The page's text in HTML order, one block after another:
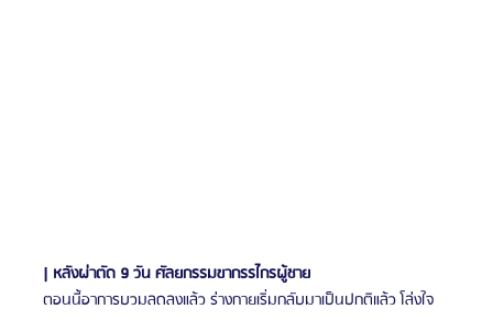
| หลังผ่าตัด 9 วัน ศัลยกรรมขากรรไกรผู้ชาย
ตอนนี้อาการบวมลดลงแล้ว ร่างกายเริ่มกลับมาเป็นปกติแล้ว โล่งใจ